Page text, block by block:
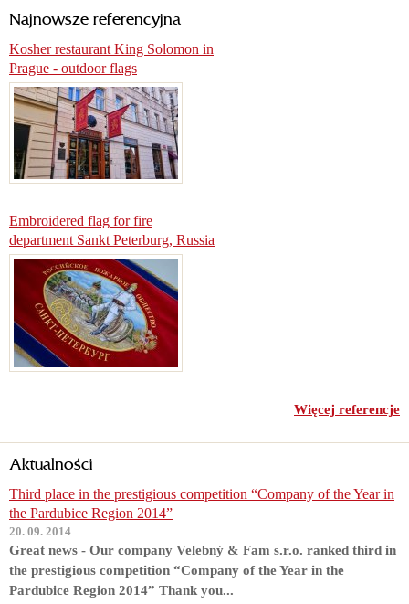
Najnowsze referencyjna
Kosher restaurant King Solomon in
Prague - outdoor flags
Embroidered flag for fire
department Sankt Peterburg, Russia
Więcej referencje
Aktualności
Third place in the prestigious competition “Company of the Year in
the Pardubice Region 2014”
20. 09. 2014
Great news - Our company Velebný & Fam s.r.o. ranked third in
the prestigious competition “Company of the Year in the
Pardubice Region 2014” Thank you...